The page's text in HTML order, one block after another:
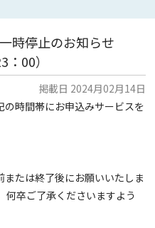
時停止のお知らせ
00）
掲載日 2024月02月14日
時間帯にお申込みサービスを
たは終了後にお願いいたしま
何卒ご了承くださいますよう